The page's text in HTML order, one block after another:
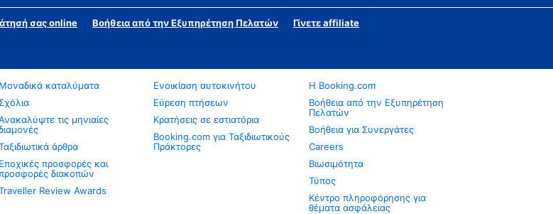
σας online Βοήθεια από την Εξυπηρέτηση Πελατών Γίνετε affiliate
Μοναδικά καταλύματα
τις μηνιαίες
άρθρα
Εποχικές προσφορές και
διακοπών
Review Awards
Ενοικίαση αυτοκινήτου
Εύρεση πτήσεων
Κρατήσεις σε εστιατόρια
Booking.com για Ταξιδιωτικούς
Πράκτορες
Η Booking.com
Βοήθεια από την Εξυπηρέτηση
Πελατών
Βοήθεια για Συνεργάτες
Careers
Βιωσιμότητα
Τύπος
Κέντρο πληροφόρησης για
θέματα ασφάλειας